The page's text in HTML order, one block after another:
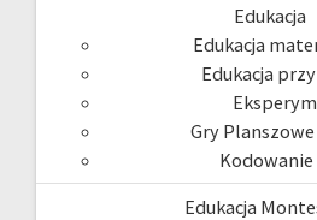
Edukacja
Edukacja
Edukacja
Gry
Edukacja